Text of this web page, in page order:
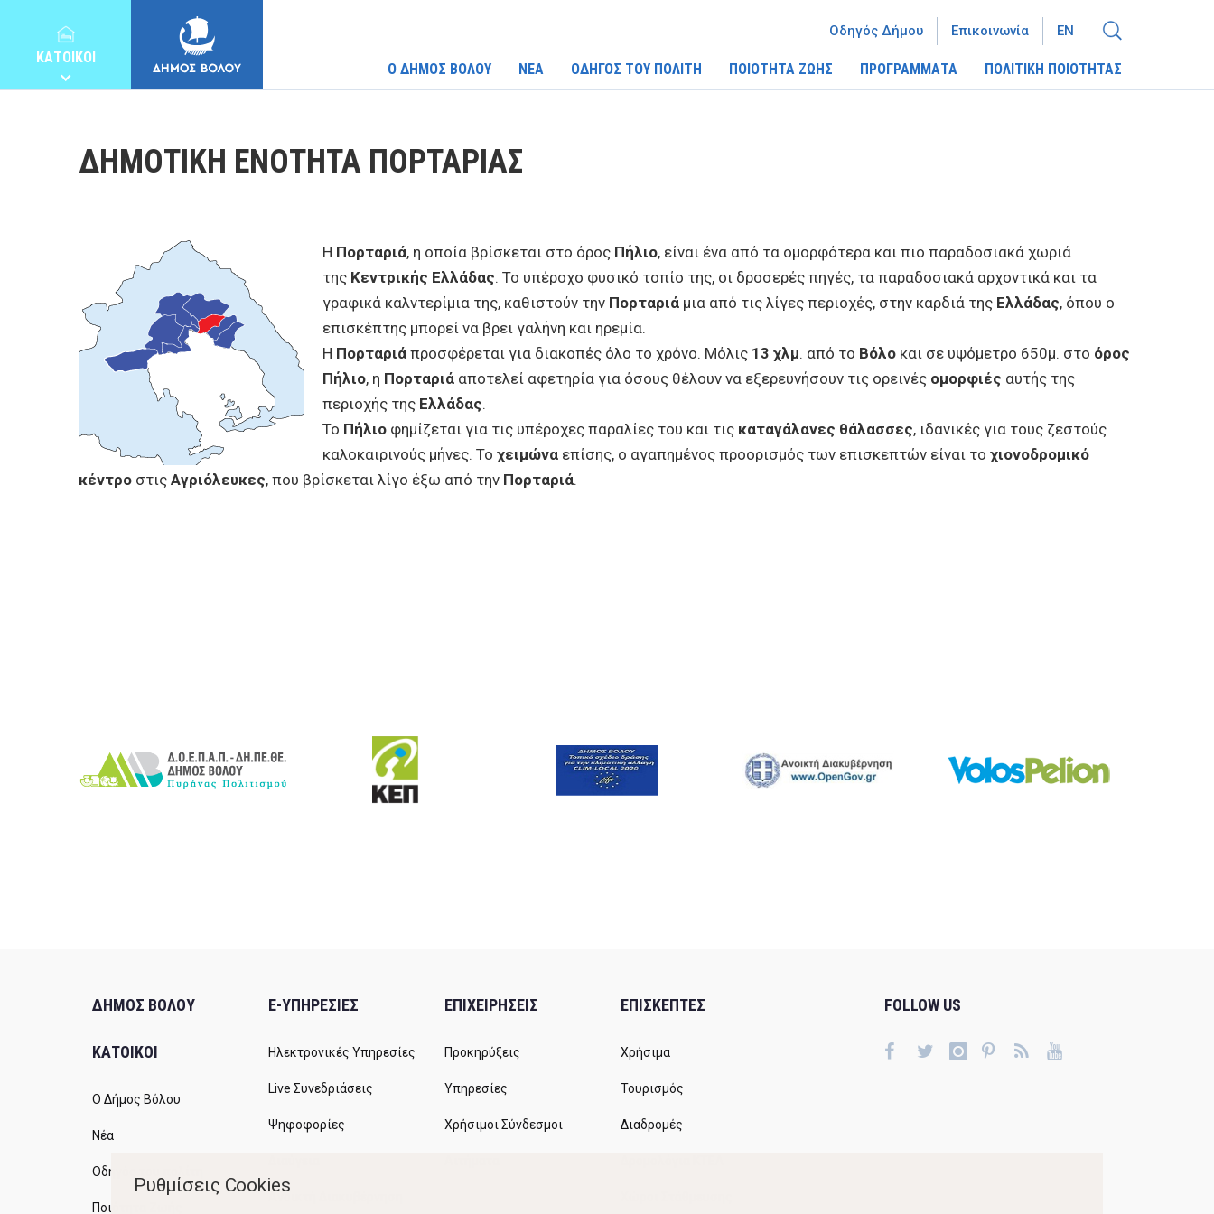
ΚΑΤΟΙΚΟΙ
E-ΥΠΗΡΕΣΙΕΣ
Ο ΔΗΜΟΣ ΒΟΛΟΥ ΝΕΑ ΟΔΗΓΟΣ ΤΟΥ ΠΟΛΙΤΗ ΠΟΙΟΤΗΤΑ ΖΩΗΣ ΠΡΟΓΡΑΜΜΑΤΑ ΠΟΛΙΤΙΚΗ ΠΟΙΟΤΗΤΑΣ
Οδηγός Δήμου Επικοινωνία EN
ΔΗΜΟΤΙΚΗ ΕΝΟΤΗΤΑ ΠΟΡΤΑΡΙΑΣ
Η Πορταριά, η οποία βρίσκεται στο όρος Πήλιο, είναι ένα από τα ομορφότερα και πιο παραδοσιακά χωριά
της Κεντρικής Ελλάδας. Το υπέροχο φυσικό τοπίο της, οι δροσερές πηγές, τα παραδοσιακά αρχοντικά και τα
γραφικά καλντερίμια της, καθιστούν την Πορταριά μια από τις λίγες περιοχές, στην καρδιά της Ελλάδας, όπου ο
επισκέπτης μπορεί να βρει γαλήνη και ηρεμία.
Η Πορταριά προσφέρεται για διακοπές όλο το χρόνο. Μόλις 13 χλμ. από το Βόλο και σε υψόμετρο 650μ. στο όρος
Πήλιο, η Πορταριά αποτελεί αφετηρία για όσους θέλουν να εξερευνήσουν τις ορεινές ομορφιές αυτής της
περιοχής της Ελλάδας.
Το Πήλιο φημίζεται για τις υπέροχες παραλίες του και τις καταγάλανες θάλασσες, ιδανικές για τους ζεστούς
καλοκαιρινούς μήνες. Το χειμώνα επίσης, ο αγαπημένος προορισμός των επισκεπτών είναι το χιονοδρομικό
κέντρο στις Αγριόλευκες, που βρίσκεται λίγο έξω από την Πορταριά.
ΔΗΜΟΣ ΒΟΛΟΥ
ΚΑΤΟΙΚΟΙ
Ο Δήμος Βόλου
Νέα
Οδηγός του πολίτη
Ποιότητα Ζωής
E-ΥΠΗΡΕΣΙΕΣ
Ηλεκτρονικές Υπηρεσίες
Live Συνεδριάσεις
Ψηφοφορίες
ΕΠΙΧΕΙΡΗΣΕΙΣ
Προκηρύξεις
Υπηρεσίες
Χρήσιμοι Σύνδεσμοι
ΕΠΙΣΚΕΠΤΕΣ
Χρήσιμα
Τουρισμός
Διαδρομές
FOLLOW US
Ρυθμίσεις Cookies